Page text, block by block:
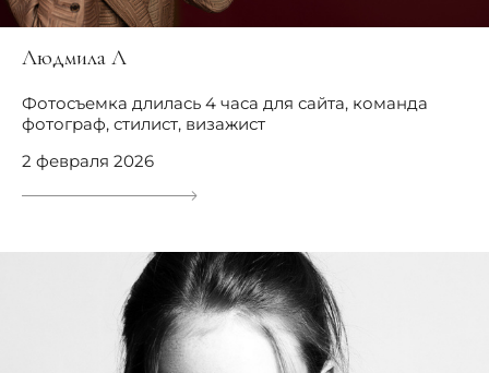
Людмила Л
Фотосъемка длилась 4 часа для сайта, команда
фотограф, стилист, визажист
2 февраля 2026